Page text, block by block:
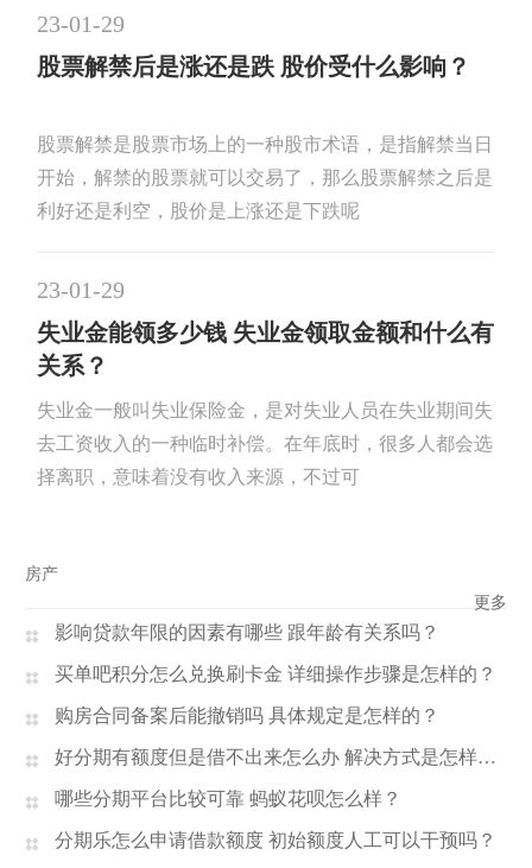
23-01-29
股票解禁后是涨还是跌 股价受什么影响？
股票解禁是股票市场上的一种股市术语，是指解禁当日
开始，解禁的股票就可以交易了，那么股票解禁之后是
利好还是利空，股价是上涨还是下跌呢
23-01-29
失业金能领多少钱 失业金领取金额和什么有
关系？
失业金一般叫失业保险金，是对失业人员在失业期间失
去工资收入的一种临时补偿。在年底时，很多人都会选
择离职，意味着没有收入来源，不过可
房产
更多
影响贷款年限的因素有哪些 跟年龄有关系吗？
买单吧积分怎么兑换刷卡金 详细操作步骤是怎样的？
购房合同备案后能撤销吗 具体规定是怎样的？
好分期有额度但是借不出来怎么办 解决方式是怎样的？
哪些分期平台比较可靠 蚂蚁花呗怎么样？
分期乐怎么申请借款额度 初始额度人工可以干预吗？